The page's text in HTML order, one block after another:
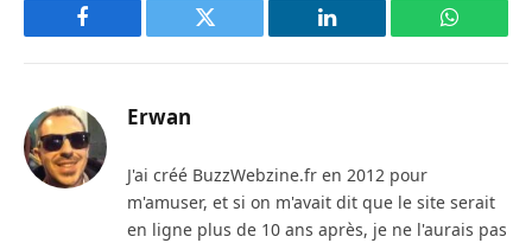
Facebook Twitter LinkedIn
Erwan
J'ai créé BuzzWebzine.fr en 2012 pour
m'amuser, et si on m'avait dit que le site serait
en ligne plus de 10 ans après, je ne l'aurais pas